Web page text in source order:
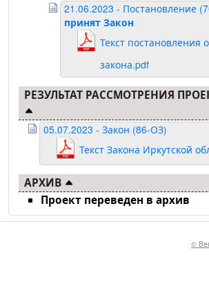
21.06.2023 - Постановление
принят Закон
Текст постановления
закона.pdf
РЕЗУЛЬТАТ РАССМОТРЕНИЯ
05.07.2023 - Закон (86-ОЗ)
Текст Закона Иркутской
АРХИВ
Проект переведен в архив
©